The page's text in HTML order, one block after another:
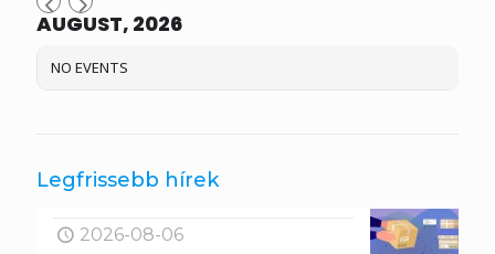
AUGUST, 2026
NO EVENTS
Legfrissebb hírek
2026-08-06